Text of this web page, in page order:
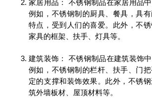
家居用品： 不锈钢制品在家居用品中
例如，不锈钢制的厨具、餐具，具
特点，受到人们的喜爱。此外，不
家具的框架、扶手、灯具等。
建筑装饰： 不锈钢制品在建筑装饰中
例如，不锈钢制的栏杆、扶手、门
定的支撑和装饰效果。此外，不锈
筑外墙板材、屋顶材料等。